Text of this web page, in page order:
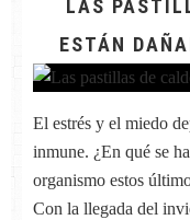
LAS
ESTÁN
El estrés y el miedo
inmune. ¿En qué se
organismo estos
Con la llegada del